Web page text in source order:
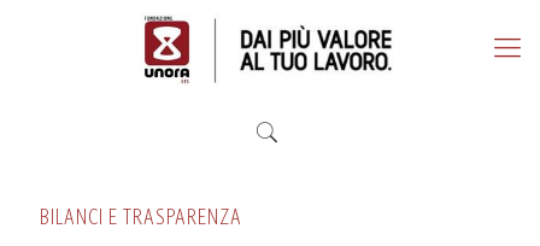
BILANCI E TRASPARENZA